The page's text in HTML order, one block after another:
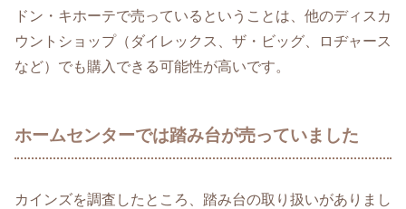
ドン・キホーテで売っているということは、他のディスカ
ウントショップ（ダイレックス、ザ・ビッグ、ロヂャース
など）でも購入できる可能性が高いです。
ホームセンターでは踏み台が売っていました
カインズを調査したところ、踏み台の取り扱いがありまし